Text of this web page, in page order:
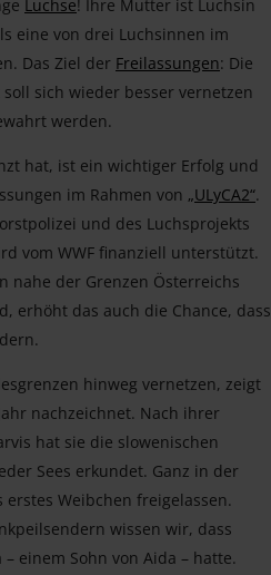
Luchse! Ihre Mutter ist Luchsin
eine von drei Luchsinnen im
Das Ziel der Freilassungen: Die
sich wieder besser vernetzen
werden.
hat, ist ein wichtiger Erfolg und
im Rahmen von „ULyCA2“.
und des Luchsprojekts
vom WWF finanziell unterstützt.
nahe der Grenzen Österreichs
erhöht das auch die Chance, dass
hinweg vernetzen, zeigt
nachzeichnet. Nach ihrer
hat sie die slowenischen
Sees erkundet. Ganz in der
Weibchen freigelassen.
wissen wir, dass
einem Sohn von Aida – hatte.